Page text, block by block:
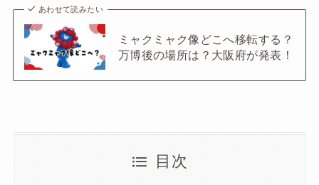
あわせて読みたい
ミャクミャク像どこへ移転する？
万博後の場所は？大阪府が発表！
目次